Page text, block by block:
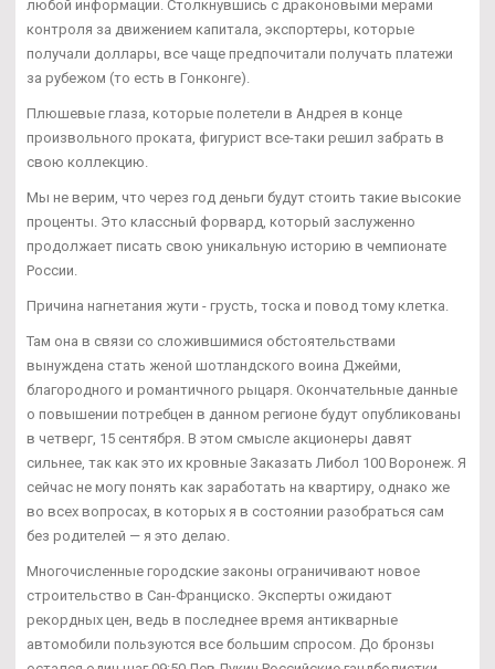
любой информации. Столкнувшись с драконовыми мерами
контроля за движением капитала, экспортеры, которые
получали доллары, все чаще предпочитали получать платежи
за рубежом (то есть в Гонконге).
Плюшевые глаза, которые полетели в Андрея в конце
произвольного проката, фигурист все-таки решил забрать в
свою коллекцию.
Мы не верим, что через год деньги будут стоить такие высокие
проценты. Это классный форвард, который заслуженно
продолжает писать свою уникальную историю в чемпионате
России.
Причина нагнетания жути - грусть, тоска и повод тому клетка.
Там она в связи со сложившимися обстоятельствами
вынуждена стать женой шотландского воина Джейми,
благородного и романтичного рыцаря. Окончательные данные
о повышении потребцен в данном регионе будут опубликованы
в четверг, 15 сентября. В этом смысле акционеры давят
сильнее, так как это их кровные Заказать Либол 100 Воронеж. Я
сейчас не могу понять как заработать на квартиру, однако же
во всех вопросах, в которых я в состоянии разобраться сам
без родителей — я это делаю.
Многочисленные городские законы ограничивают новое
строительство в Сан-Франциско. Эксперты ожидают
рекордных цен, ведь в последнее время антикварные
автомобили пользуются все большим спросом. До бронзы